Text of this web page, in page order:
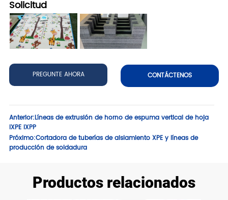
Solicitud
PREGUNTE AHORA CONTÁCTENOS
Anterior:Líneas de extrusión de horno de espuma vertical de hoja
IXPE IXPP
Próximo:Cortadora de tuberías de aislamiento XPE y líneas de
producción de soldadura
Productos relacionados